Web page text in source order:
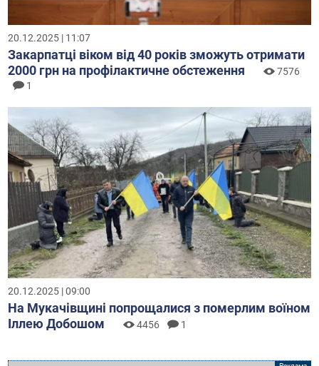
20.12.2025 | 11:07
Закарпатці віком від 40 років зможуть отримати
2000 грн на профілактичне обстеження
7576
1
20.12.2025 | 09:00
На Мукачівщині попрощалися з померлим воїном
Іллею Добошом
4456 1